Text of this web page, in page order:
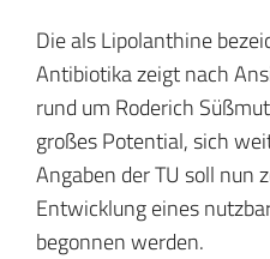
Die als Lipolanthine
Antibiotika zeigt nach
rund um Roderich
großes Potential, sich
Angaben der TU soll nun
Entwicklung eines
begonnen werden.